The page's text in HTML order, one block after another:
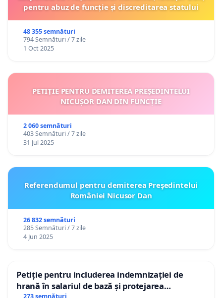
pentru abuz de funcție și discreditarea statului
48 355 semnături
794 Semnături / 7 zile
1 Oct 2025
PETIȚIE PENTRU DEMITEREA PREȘEDINTELUI
NICUȘOR DAN DIN FUNCȚIE
2 060 semnături
403 Semnături / 7 zile
31 Jul 2025
Referendumul pentru demiterea Preşedintelui
României Nicusor Dan
26 832 semnături
285 Semnături / 7 zile
4 Jun 2025
Petiție pentru includerea indemnizației de
hrană în salariul de bază și protejarea
273 semnături